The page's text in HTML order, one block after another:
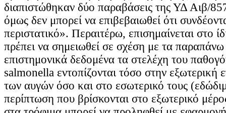
διαπιστώθηκαν δύο παραβάσεις της ΥΔ Αιβ/
όμως δεν μπορεί να επιβεβαιωθεί ότι
περιστατικό». Περαιτέρω, επισημαίνεται στο
πρέπει να σημειωθεί σε σχέση με τα
επιστημονικά δεδομένα τα στελέχη του
salmonella εντοπίζονται τόσο στην εξωτερική
των αυγών όσο και στο εσωτερικό τους
περίπτωση που βρίσκονται στο εξωτερικό